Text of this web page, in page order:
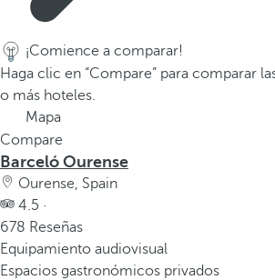
p
e
r
a
o
p
c
i
¡Comience a comparar!
Haga clic en “Compare” para comparar
o más hoteles.
Mapa
Compare
Barceló Ourense
Ourense, Spain
4.5 ·
678 Reseñas
Equipamiento audiovisual
Espacios gastronómicos privados